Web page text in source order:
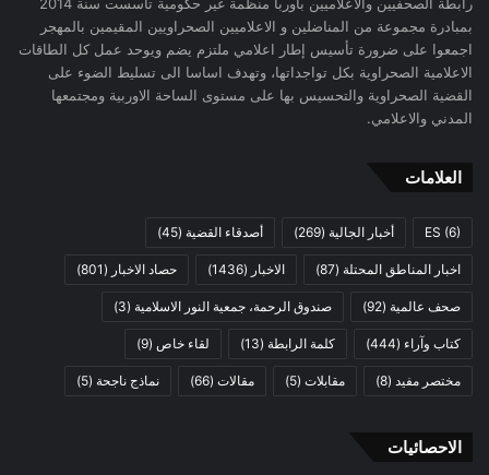
بمبادرة مجموعة من المناضلين و الاعلاميين الصحراويين المقيمين بالمهجر
اجمعوا على ضرورة تأسيس إطار اعلامي ملتزم يضم ويوحد عمل كل الطاقات
الاعلامية الصحراوية بكل تواجداتها، وتهدف اساسا الى تسليط الضوء على
القضية الصحراوية والتحسيس بها على مستوى الساحة الاوربية ومجتمعها
المدني والاعلامي.
العلامات
ES (6) أخبار الجالية (269) أصدقاء القضية (45)
اخبار المناطق المحتلة (87) الاخبار (1436) حصاد الاخبار (801)
صحف عالمية (92) صندوق الرحمة، جمعية النور الاسلامية (3)
كتاب وآراء (444) كلمة الرابطة (13) لقاء خاص (9)
مختصر مفيد (8) مقابلات (5) مقالات (66) نماذج ناجحة (5)
الاحصائيات